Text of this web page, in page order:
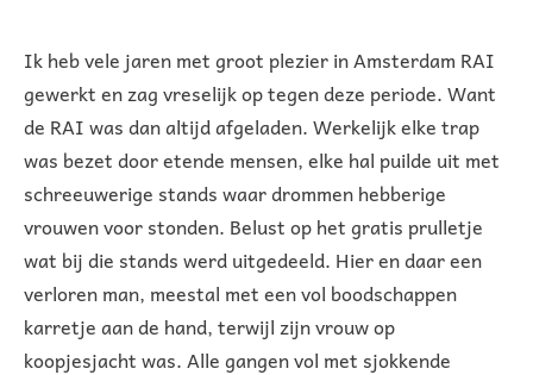
Ik heb vele jaren met groot plezier in Amsterdam RAI
gewerkt en zag vreselijk op tegen deze periode. Want
de RAI was dan altijd afgeladen. Werkelijk elke trap
was bezet door etende mensen, elke hal puilde uit met
schreeuwerige stands waar drommen hebberige
vrouwen voor stonden. Belust op het gratis prulletje
wat bij die stands werd uitgedeeld. Hier en daar een
verloren man, meestal met een vol boodschappen
karretje aan de hand, terwijl zijn vrouw op
koopjesjacht was. Alle gangen vol met sjokkende